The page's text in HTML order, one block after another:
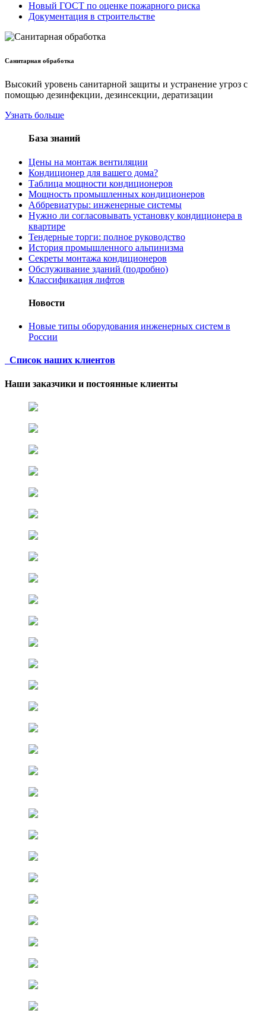
Новый ГОСТ по оценке пожарного риска
Документация в строительстве
Санитарная обработка
Высокий уровень санитарной защиты и устранение угроз с
помощью дезинфекции, дезинсекции, дератизации
Узнать больше
База знаний
Цены на монтаж вентиляции
Кондиционер для вашего дома?
Таблица мощности кондиционеров
Мощность промышленных кондиционеров
Aббревиатуры: инженерные системы
Нужно ли согласовывать установку кондиционера в
квартире
Тендерные торги: полное руководство
История промышленного альпинизма
Секреты монтажа кондиционеров
Обслуживание зданий (подробно)
Классификация лифтов
Новости
Новые типы оборудования инженерных систем в
России
Список наших клиентов
Наши заказчики и постоянные клиенты